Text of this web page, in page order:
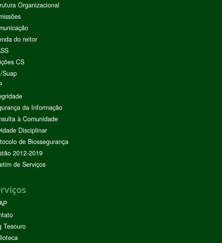
Organizacional
do reitor
CS
Suap
da Informação
à Comunidade
Disciplinar
de Biossegurança
2012-2019
de Serviços
Tesouro